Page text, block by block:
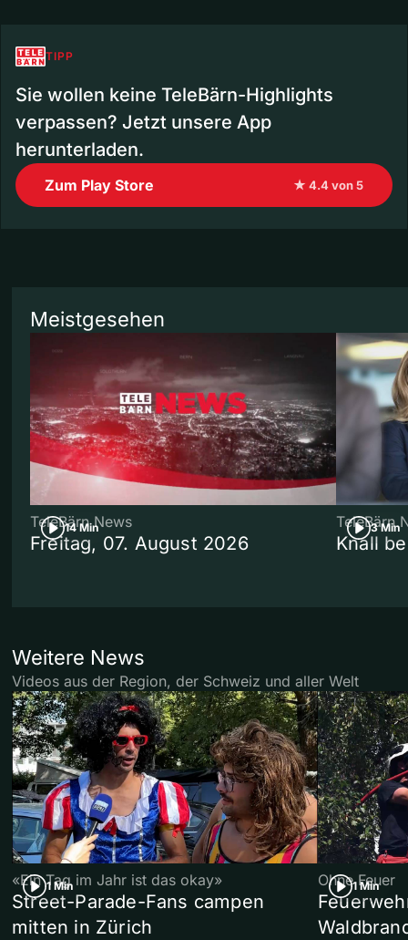
TIPP
Sie wollen keine TeleBärn-Highlights
verpassen? Jetzt unsere App
herunterladen.
Zum Play Store ★ 4.4 von 5
Meistgesehen
14 Min
TeleBärn News
Freitag, 07. August 2026
3 Min
TeleBärn
Knall
Weitere News
Videos aus der Region, der Schweiz und aller Welt
1 Min
«Ein Tag im Jahr ist das okay»
Street-Parade-Fans campen
mitten in Zürich
1 Min
Ohne Feuer